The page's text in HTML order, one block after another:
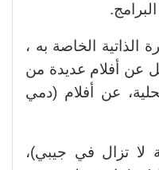
الخاصة به ،
أفلام عديدة من
عن أفلام (دمي
لا تزال في جيبي)،